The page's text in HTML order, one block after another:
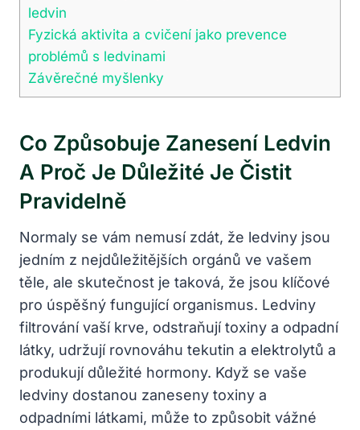
ledvin
Fyzická aktivita a cvičení jako prevence
problémů s ledvinami
Závěrečné myšlenky
Co Způsobuje⁢ Zanesení Ledvin
A Proč Je Důležité Je Čistit
Pravidelně
Normaly se ⁣vám ⁢nemusí‍ zdát,‍ že ledviny jsou
⁢jedním z nejdůležitějších⁤ orgánů ⁤ve vašem
těle, ale skutečnost je taková, že ​jsou klíčové
pro úspěšný fungující organismus. Ledviny
filtrování vaší krve, odstraňují toxiny⁤ a odpadní⁣
látky,​ udržují⁤ rovnováhu tekutin a elektrolytů a
produkují důležité hormony. Když se vaše
ledviny dostanou zaneseny ⁤toxiny a
odpadními látkami, může to způsobit vážné